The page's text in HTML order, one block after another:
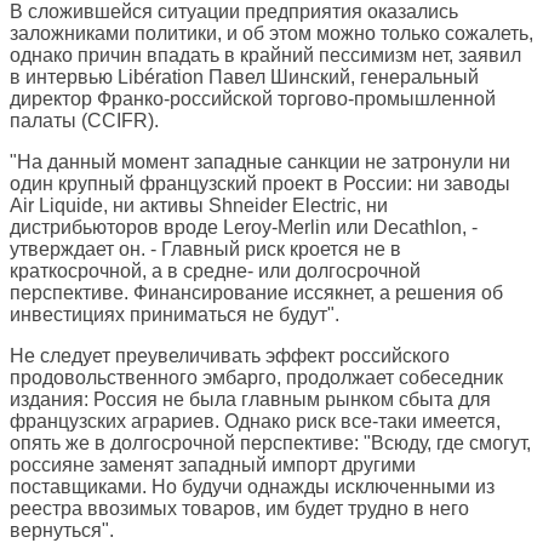
В сложившейся ситуации предприятия оказались
заложниками политики, и об этом можно только сожалеть,
однако причин впадать в крайний пессимизм нет, заявил
в интервью Libération Павел Шинский, генеральный
директор Франко-российской торгово-промышленной
палаты (CCIFR).
"На данный момент западные санкции не затронули ни
один крупный французский проект в России: ни заводы
Air Liquide, ни активы Shneider Electric, ни
дистрибьюторов вроде Leroy-Merlin или Decathlon, -
утверждает он. - Главный риск кроется не в
краткосрочной, а в средне- или долгосрочной
перспективе. Финансирование иссякнет, а решения об
инвестициях приниматься не будут".
Не следует преувеличивать эффект российского
продовольственного эмбарго, продолжает собеседник
издания: Россия не была главным рынком сбыта для
французских аграриев. Однако риск все-таки имеется,
опять же в долгосрочной перспективе: "Всюду, где смогут,
россияне заменят западный импорт другими
поставщиками. Но будучи однажды исключенными из
реестра ввозимых товаров, им будет трудно в него
вернуться".